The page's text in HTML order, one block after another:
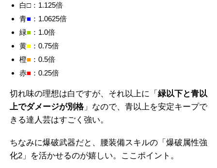
白□：1.125倍
青■ ：1.0625倍
緑■ ：1.0倍
黄■ ：0.75倍
橙■ ：0.5倍
赤■ ：0.25倍
切れ味の理想は白ですが、それ以上に「 緑以下と青以
上でダメージが別格」なので、青以上を安定キープで
きる達人芸はすごく強い。
ちなみに爆破武器だと、腰装備スキルの「爆破属性強
化2」を活かせるのが嬉しい。ここポイント。